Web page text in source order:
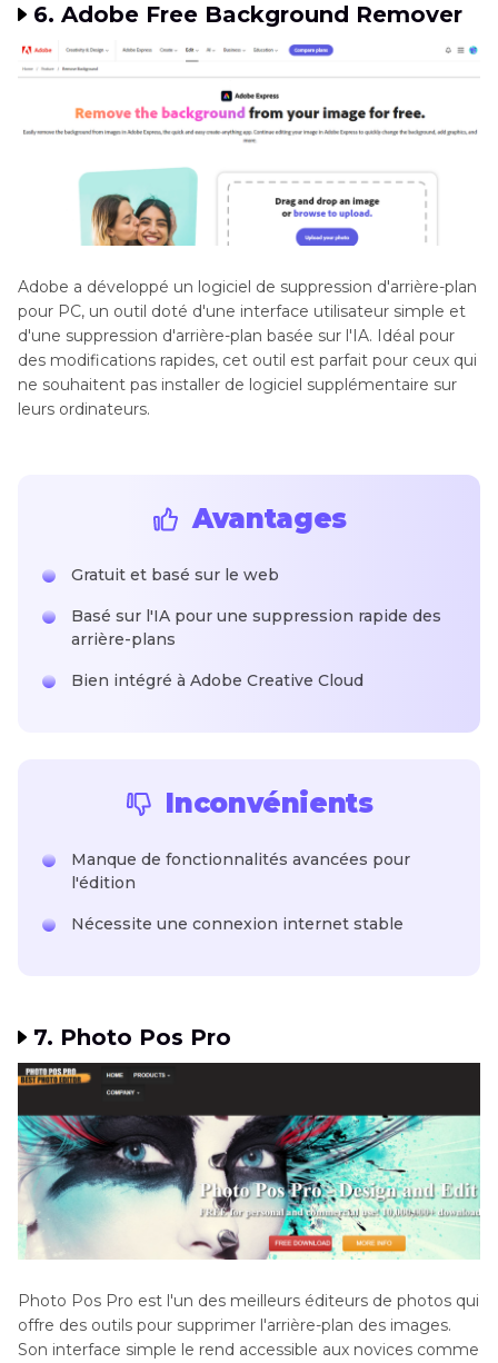
6. Adobe Free Background Remover
Adobe a développé un logiciel de suppression d'arrière-plan
pour PC, un outil doté d'une interface utilisateur simple et
d'une suppression d'arrière-plan basée sur l'IA. Idéal pour
des modifications rapides, cet outil est parfait pour ceux qui
ne souhaitent pas installer de logiciel supplémentaire sur
leurs ordinateurs.
Avantages
Gratuit et basé sur le web
Basé sur l'IA pour une suppression rapide des
arrière-plans
Bien intégré à Adobe Creative Cloud
Inconvénients
Manque de fonctionnalités avancées pour
l'édition
Nécessite une connexion internet stable
7. Photo Pos Pro
Photo Pos Pro est l'un des meilleurs éditeurs de photos qui
offre des outils pour supprimer l'arrière-plan des images.
Son interface simple le rend accessible aux novices comme